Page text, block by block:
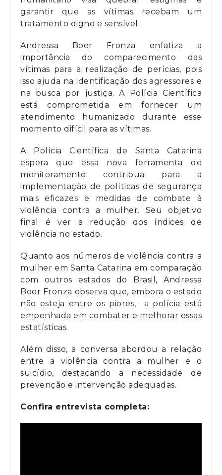
garantir que as vítimas recebam um
tratamento digno e sensível.
Andressa Boer Fronza enfatiza a
importância do comparecimento das
vítimas para a realização de perícias, pois
isso ajuda na identificação dos agressores e
na busca por justiça. A Polícia Científica
está comprometida em fornecer um
atendimento humanizado durante esse
momento difícil para as vítimas.
A Polícia Científica de Santa Catarina
espera que essa nova ferramenta de
monitoramento contribua para a
implementação de políticas de segurança
mais eficazes e medidas de combate à
violência contra a mulher. Seu objetivo
final é ver a redução dos índices de
violência no estado.
Quanto aos números de violência contra a
mulher em Santa Catarina em comparação
com outros estados do Brasil, Andressa
Boer Fronza observa que, embora o estado
não esteja entre os piores, a polícia está
empenhada em combater e melhorar essas
estatísticas.
Além disso, a conversa abordou a relação
entre a violência contra a mulher e o
suicídio, destacando a necessidade de
prevenção e intervenção adequadas.
Confira entrevista completa: